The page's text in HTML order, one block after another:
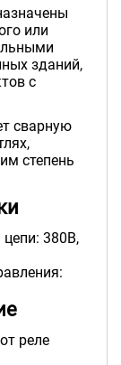
или
зданий,
с
сварную
степень
380В,
реле